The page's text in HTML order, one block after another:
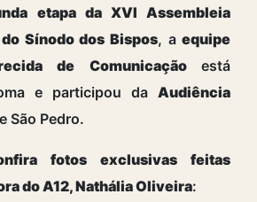
etapa da XVI Assembleia
Sínodo dos Bispos, a equipe
de Comunicação está
e participou da Audiência
São Pedro.
fotos exclusivas feitas
do A12, Nathália Oliveira: